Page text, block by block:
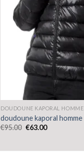
DOUDOUNE KAPORAL HOMME
doudoune kaporal homme
€95.00 €63.00